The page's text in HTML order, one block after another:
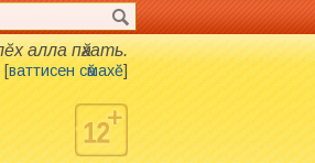
алла пӑхать.
[ваттисен сӑмахӗ]